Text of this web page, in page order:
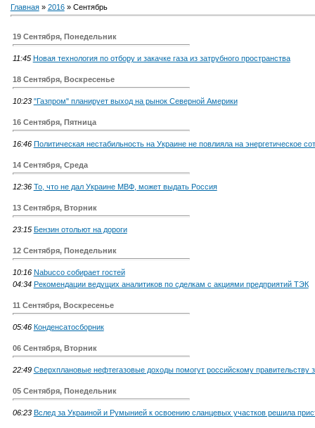
Главная» 2016 » Сентябрь
19 Сентября, Понедельник
11:45 Новая технология по отбору и закачке газа из затрубного пространства
18 Сентября, Воскресенье
10:23 "Газпром" планирует выход на рынок Северной Америки
16 Сентября, Пятница
16:46 Политическая нестабильность на Украине не повлияла на энергетическое
14 Сентября, Среда
12:36 То, что не дал Украине МВФ, может выдать Россия
13 Сентября, Вторник
23:15 Бензин отольют на дороги
12 Сентября, Понедельник
10:16 Nabucco собирает гостей
04:34 Рекомендации ведущих аналитиков по сделкам с акциями предприятий ТЭК
11 Сентября, Воскресенье
05:46 Конденсатосборник
06 Сентября, Вторник
22:49 Сверхплановые нефтегазовые доходы помогут российскому правительству
05 Сентября, Понедельник
06:23 Вслед за Украиной и Румынией к освоению сланцевых участков решила